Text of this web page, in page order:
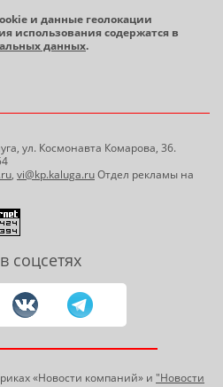
и данные геолокации
использования содержатся в
данных.
ул. Космонавта Комарова, 36.
, vi@kp.kaluga.ruОтдел рекламы на
соцсетях
«Новости компаний» и "Новости